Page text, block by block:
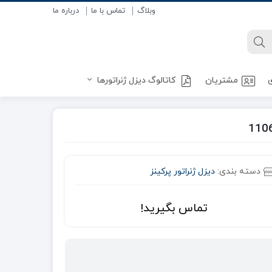
وبلاگ تماس با ما درباره ما
مشتریان کاتالوگ دیزل ژنراتورها
دسته بندی: دیزل ژنراتور پرکینز
تماس بگیرید!